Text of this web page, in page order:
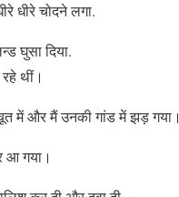
धीरे चोदने लगा.
घुसा दिया.
थीं।
में और मैं उनकी गांड में झड़ गया।
आ गया।